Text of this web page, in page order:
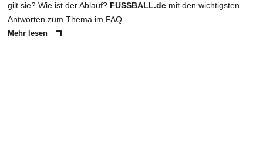
gilt sie? Wie ist der Ablauf? FUSSBALL.de mit den wichtigsten
Antworten zum Thema im FAQ.
Mehr lesen